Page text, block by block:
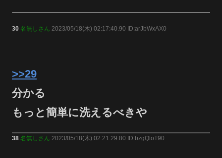
30 名無しさん 2023/05/18(木) 02:17:40.90 ID:arJbWxAX0
>>29
分かる
もっと簡単に洗えるべきや
38 名無しさん 2023/05/18(木) 02:21:29.80 ID:bzgQtoT90